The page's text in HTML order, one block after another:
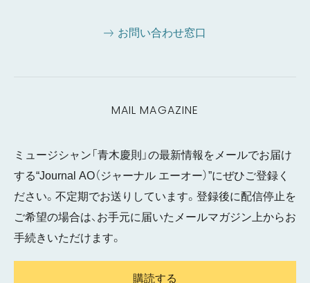
お問い合わせ窓口
MAIL MAGAZINE
ミュージシャン「青木慶則」の最新情報をメールでお届け
する“Journal AO（ジャーナル エーオー）”にぜひご登録く
ださい。不定期でお送りしています。登録後に配信停止を
ご希望の場合は、お手元に届いたメールマガジン上からお
手続きいただけます。
購読する